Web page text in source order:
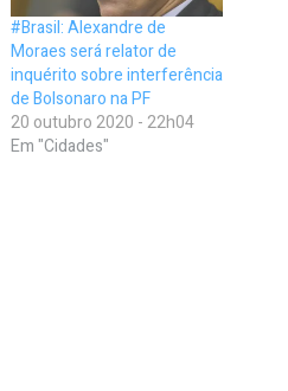
#Brasil: Alexandre de
Moraes será relator de
inquérito sobre interferência
de Bolsonaro na PF
20 outubro 2020 - 22h04
Em "Cidades"